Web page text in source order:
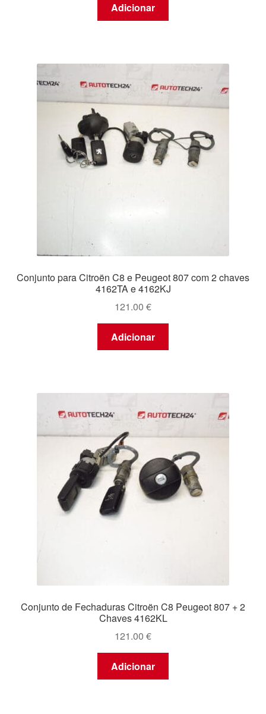
Adicionar
Conjunto para Citroën C8 e Peugeot 807 com 2 chaves
4162TA e 4162KJ
121.00 €
Adicionar
Conjunto de Fechaduras Citroën C8 Peugeot 807 + 2
Chaves 4162KL
121.00 €
Adicionar